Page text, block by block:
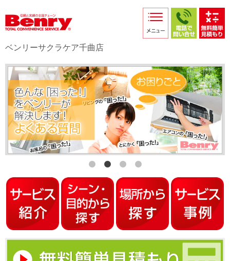
採用情報
店舗からのお知らせ
店舗日記
スタッフ紹介
プライバシーポリシー
本部スマホサイト
ベンリーサクラケア千曲店